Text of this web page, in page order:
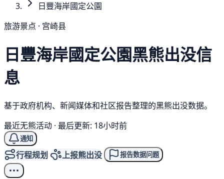
日豐海岸國定公園
旅游景点 · 宫崎县
日豐海岸國定公園黑熊出没信
息
基于政府机构、新闻媒体和社区报告整理的黑熊出没数据。
最近无熊活动 · 最后更新: 18小时前
通知
行程规划 上报熊出没 报告数据问题